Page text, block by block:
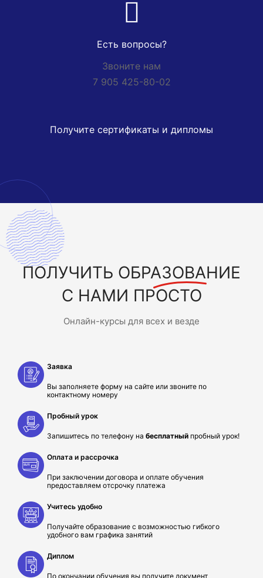
Есть вопросы?
Звоните нам
7 905 425-80-02
Получите сертификаты и дипломы
ПОЛУЧИТЬ ОБРАЗОВАНИЕ
С НАМИ ПРОСТО
Онлайн-курсы для всех и везде
Заявка
Вы заполняете форму на сайте или звоните по
контактному номеру
Пробный урок
Запишитесь по телефону на бесплатный пробный урок!
Оплата и рассрочка
При заключении договора и оплате обучения
предоставляем отсрочку платежа
Учитесь удобно
Получайте образование с возможностью гибкого
удобного вам графика занятий
Диплом
По окончании обучения вы получите документ